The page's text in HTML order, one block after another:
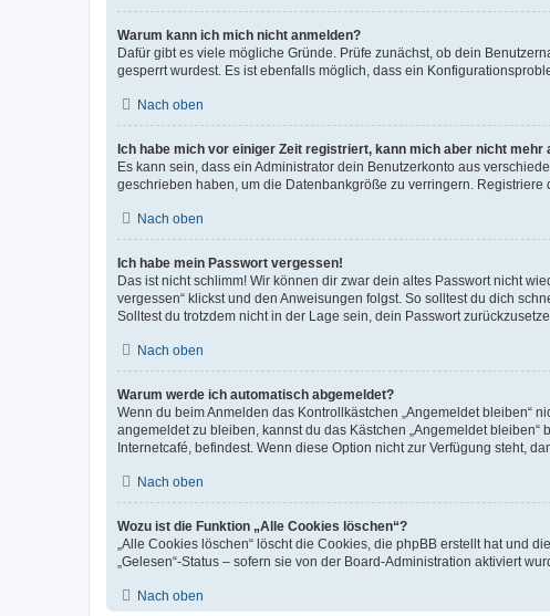
Warum kann ich mich nicht anmelden?
Dafür gibt es viele mögliche Gründe. Prüfe zunächst, ob dein
gesperrt wurdest. Es ist ebenfalls möglich, dass ein
Nach oben
Ich habe mich vor einiger Zeit registriert, kann mich aber nicht mehr
Es kann sein, dass ein Administrator dein Benutzerkonto aus
geschrieben haben, um die Datenbankgröße zu verringern.
Nach oben
Ich habe mein Passwort vergessen!
Das ist nicht schlimm! Wir können dir zwar dein altes Passwort nicht
vergessen“ klickst und den Anweisungen folgst. So solltest du dich
Solltest du trotzdem nicht in der Lage sein, dein Passwort
Nach oben
Warum werde ich automatisch abgemeldet?
Wenn du beim Anmelden das Kontrollkästchen „Angemeldet bleiben“
angemeldet zu bleiben, kannst du das Kästchen „Angemeldet
Internetcafé, befindest. Wenn diese Option nicht zur Verfügung steht,
Nach oben
Wozu ist die Funktion „Alle Cookies löschen“?
„Alle Cookies löschen“ löscht die Cookies, die phpBB erstellt hat und
„Gelesen“-Status – sofern sie von der Board-Administration aktiviert
Nach oben